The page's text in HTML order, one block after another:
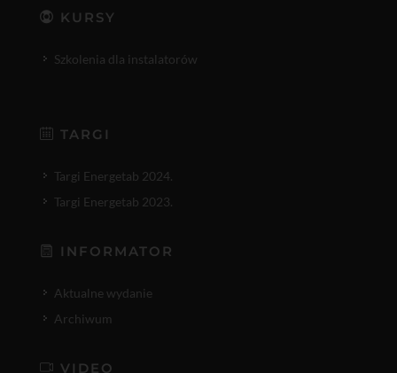
KURSY
Szkolenia dla instalatorów
TARGI
Targi Energetab 2024.
Targi Energetab 2023.
INFORMATOR
Aktualne wydanie
Archiwum
VIDEO